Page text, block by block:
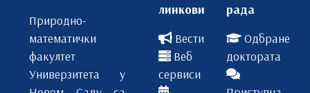
Природно-
математички
факултет
Универзитета у
линкови
Вести
Веб
сервиси
рада
Одбране
доктората